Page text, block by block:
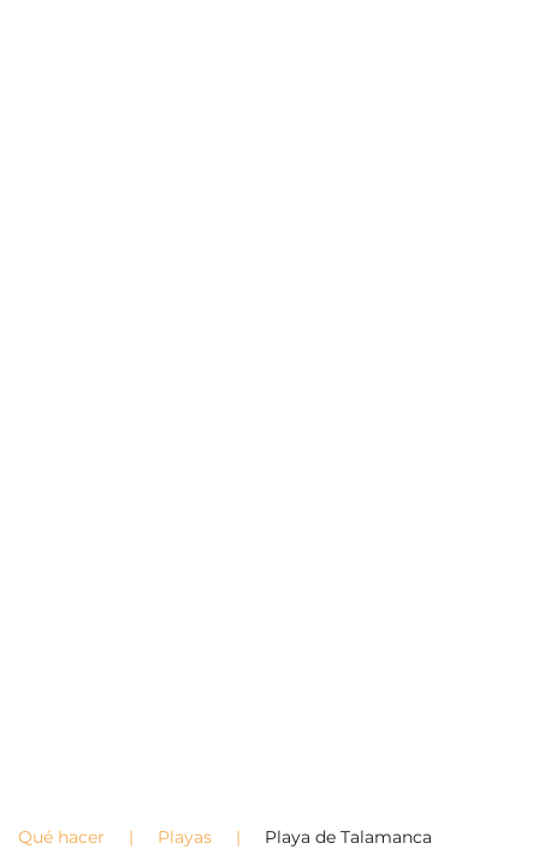
Qué hacer Playas Playa de Talamanca